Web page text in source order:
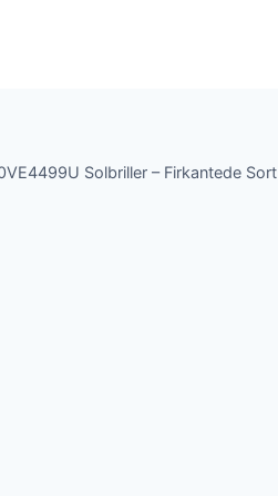
Solbriller – Firkantede Sort